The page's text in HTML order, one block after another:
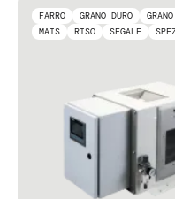
FARRO GRANO DURO
MAIS
RISO SEGALE